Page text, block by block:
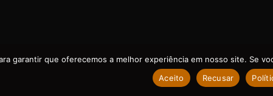
E TECNOLOGIA • TODOS OS DIREITOS RESERVADOS. DESENVOLVIDO POR
garantir que oferecemos a melhor experiência em nosso site. Se
Aceito
Recusar